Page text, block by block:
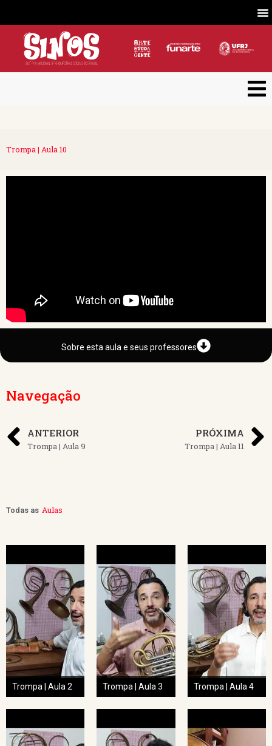
Trompa | Aula 10
Sobre esta aula e seus professores
Navegação
ANTERIOR
Trompa | Aula 9
PRÓXIMA
Trompa | Aula 11
Todas as Aulas
Trompa | Aula 2 Trompa | Aula 3 Trompa | Aula 4